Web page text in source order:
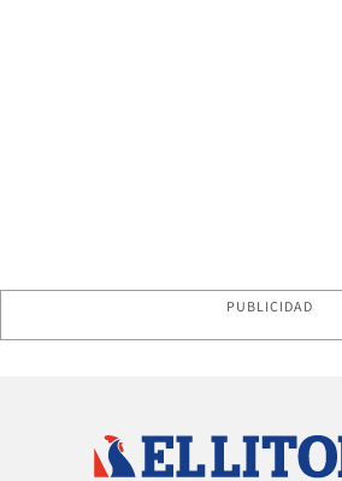
PUBLICIDAD